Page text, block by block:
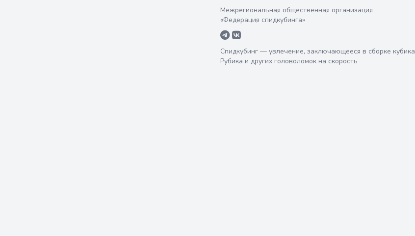
Межрегиональная общественная организация
«Федерация спидкубинга»
Спидкубинг — увлечение, заключающееся в сборке кубика
Рубика и других головоломок на скорость